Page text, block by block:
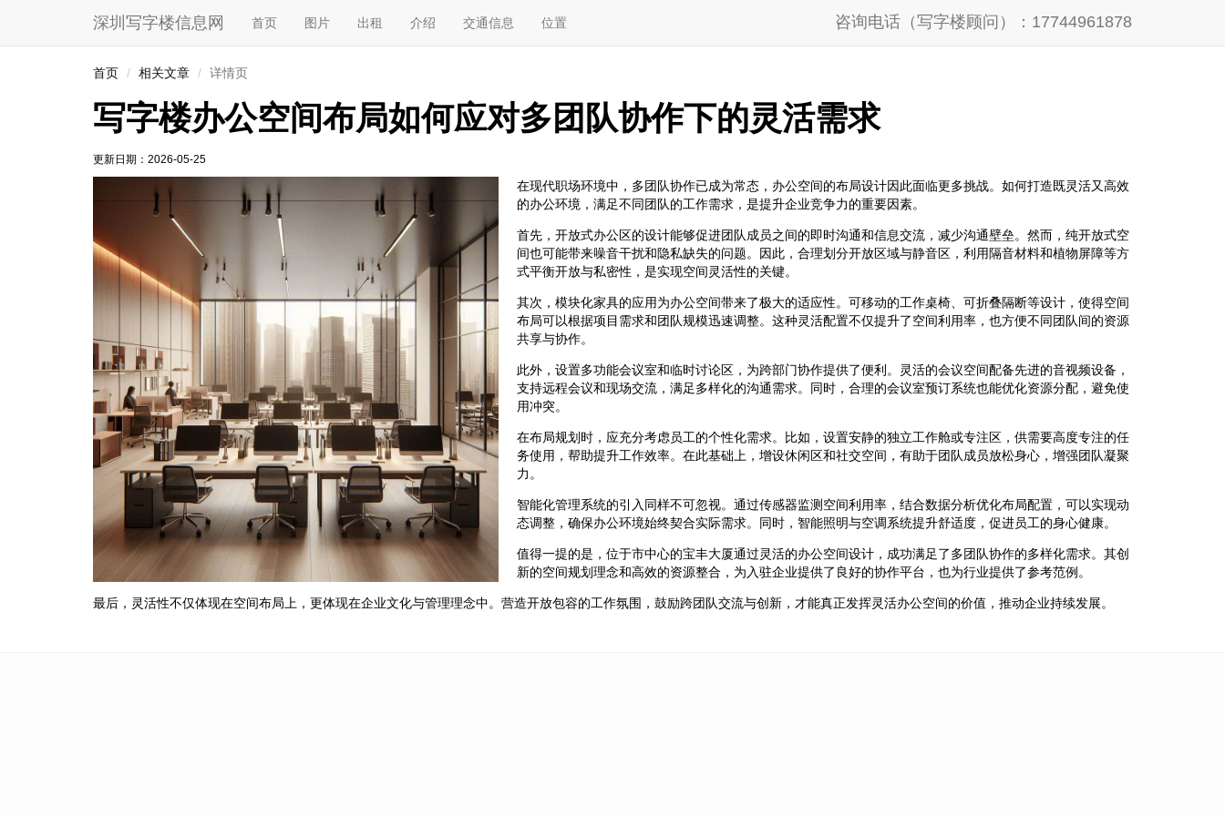
深圳写字楼信息网 首页 图片 出租 介绍 交通信息 位置 咨询电话（写字楼顾问）：17744961878
首页 相关文章 详情页
写字楼办公空间布局如何应对多团队协作下的灵活需求
更新日期： 2026-05-25
在现代职场环境中，多团队协作已成为常态，办公空间的布局设计因此面临更多挑战。如何打造既灵活又高效
的办公环境，满足不同团队的工作需求，是提升企业竞争力的重要因素。
首先，开放式办公区的设计能够促进团队成员之间的即时沟通和信息交流，减少沟通壁垒。然而，纯开放式空
间也可能带来噪音干扰和隐私缺失的问题。因此，合理划分开放区域与静音区，利用隔音材料和植物屏障等方
式平衡开放与私密性，是实现空间灵活性的关键。
其次，模块化家具的应用为办公空间带来了极大的适应性。可移动的工作桌椅、可折叠隔断等设计，使得空间
布局可以根据项目需求和团队规模迅速调整。这种灵活配置不仅提升了空间利用率，也方便不同团队间的资源
共享与协作。
此外，设置多功能会议室和临时讨论区，为跨部门协作提供了便利。灵活的会议空间配备先进的音视频设备，
支持远程会议和现场交流，满足多样化的沟通需求。同时，合理的会议室预订系统也能优化资源分配，避免使
用冲突。
在布局规划时，应充分考虑员工的个性化需求。比如，设置安静的独立工作舱或专注区，供需要高度专注的任
务使用，帮助提升工作效率。在此基础上，增设休闲区和社交空间，有助于团队成员放松身心，增强团队凝聚
力。
智能化管理系统的引入同样不可忽视。通过传感器监测空间利用率，结合数据分析优化布局配置，可以实现动
态调整，确保办公环境始终契合实际需求。同时，智能照明与空调系统提升舒适度，促进员工的身心健康。
值得一提的是，位于市中心的宝丰大厦通过灵活的办公空间设计，成功满足了多团队协作的多样化需求。其创
新的空间规划理念和高效的资源整合，为入驻企业提供了良好的协作平台，也为行业提供了参考范例。
最后，灵活性不仅体现在空间布局上，更体现在企业文化与管理理念中。营造开放包容的工作氛围，鼓励跨团队交流与创新，才能真正发挥灵活办公空间的价值，推动企业持续发展。